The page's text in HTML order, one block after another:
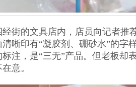
街的文具店内，店员向记者推
晰印有“凝胶剂、硼砂水”的字
注，是“三无”产品。但老板却
意。